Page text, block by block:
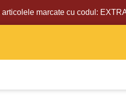
articolele marcate cu codul: